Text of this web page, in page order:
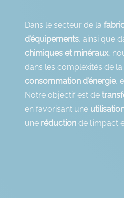
Dans le secteur de la
d’équipements, ainsi que
chimiques et minéraux,
dans les complexités de la
consommation d’énergie,
Notre objectif est de
en favorisant une
une réduction de l’impact